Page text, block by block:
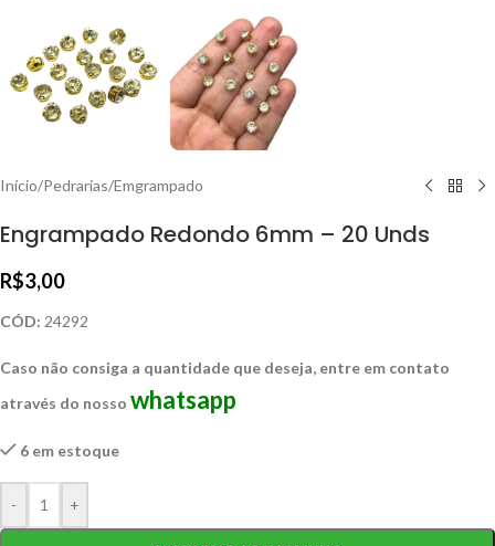
Início/Pedrarias/Emgrampado
Engrampado Redondo 6mm – 20 Unds
R$3,00
CÓD: 24292
Caso não consiga a quantidade que deseja, entre em contato
através do nosso whatsapp
6 em estoque
- +